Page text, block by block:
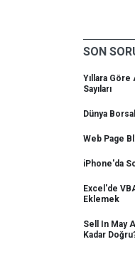
SON
Yıllara
Sayıları
Dünya
Web Page
iPhone'da
Excel'de
Eklemek
Sell In May
Kadar